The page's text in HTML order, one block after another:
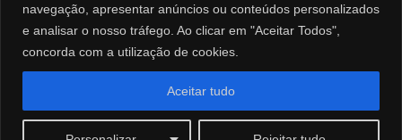
navegação, apresentar anúncios ou conteúdos personalizados
e analisar o nosso tráfego. Ao clicar em "Aceitar Todos",
concorda com a utilização de cookies.
Aceitar tudo
Website desenhado por Roberto Coutinho
© 2012-2026 PokéCenter Blog